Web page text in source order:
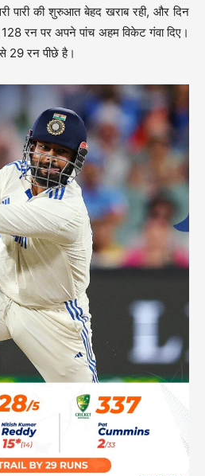
पारी की शुरुआत बेहद खराब रही, और दिन
रन पर अपने पांच अहम विकेट गंवा दिए।
29 रन पीछे है।